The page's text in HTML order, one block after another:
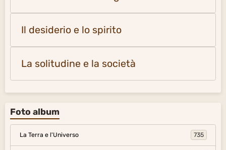
Il desiderio e lo spirito
La solitudine e la società
Foto album
La Terra e l'Universo 735